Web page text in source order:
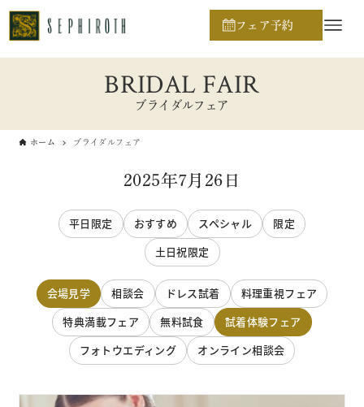
フェア予約
BRIDAL FAIR
ブライダルフェア
ホーム ブライダルフェア
2025年7月26日
平日限定 おすすめ スペシャル
限定
土日祝限定
会場見学 相談会 ドレス試着
料理重視フェア
特典満載フェア
無料試食
試着体験フェア
フォトウエディング
オンライン相談会